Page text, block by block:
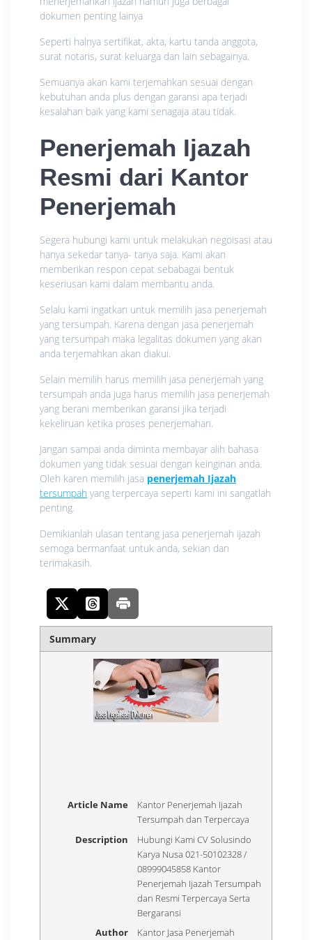
dokumen penting lainya
Seperti halnya sertifikat, akta, kartu tanda anggota,
surat notaris, surat keluarga dan lain sebagainya.
Semuanya akan kami terjemahkan sesuai dengan
kebutuhan anda plus dengan garansi apa terjadi
kesalahan baik yang kami senagaja atau tidak.
Penerjemah Ijazah
Resmi dari Kantor
Penerjemah
Segera hubungi kami untuk melakukan negoisasi atau
hanya sekedar tanya- tanya saja. Kami akan
memberikan respon cepat sebabagai bentuk
keseriusan kami dalam membantu anda.
Selalu kami ingatkan untuk memilih jasa penerjemah
yang tersumpah. Karena dengan jasa penerjemah
yang tersumpah maka legalitas dokumen yang akan
anda terjemahkan akan diakui.
Selain memilih harus memilih jasa penerjemah yang
tersumpah anda juga harus memilih jasa penerjemah
yang berani memberikan garansi jika terjadi
kekeliruan ketika proses penerjemahan.
Jangan sampai anda diminta membayar alih bahasa
dokumen yang tidak sesuai dengan keinginan anda.
Oleh karen memilih jasa penerjemah Ijazah
tersumpah yang terpercaya seperti kami ini sangatlah
penting.
Demikianlah ulasan tentang jasa penerjemah ijazah
semoga bermanfaat untuk anda, sekian dan
terimakasih.
Summary
Article Name
Kantor Penerjemah Ijazah
Tersumpah dan Terpercaya
Description
Hubungi Kami CV Solusindo
Karya Nusa 021-50102328 /
08999045858 Kantor
Penerjemah Ijazah Tersumpah
dan Resmi Terpercaya Serta
Bergaransi
Author
Kantor Jasa Penerjemah